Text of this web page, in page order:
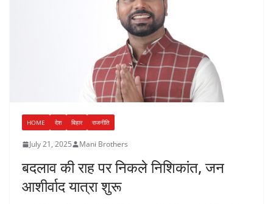
HOME देश बिहार राजनीति
July 21, 2025 Mani Brothers
बदलाव की राह पर निकले निशिकांत, जन
आशीर्वाद यात्रा शुरू